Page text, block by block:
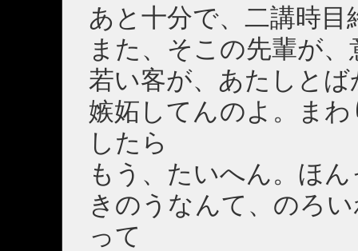
あと十分で、二講時
また、そこの先輩が
若い客が、あたしと
嫉妬してんのよ。ま
したら
もう、たいへん。ほ
きのうなんて、のろ
って